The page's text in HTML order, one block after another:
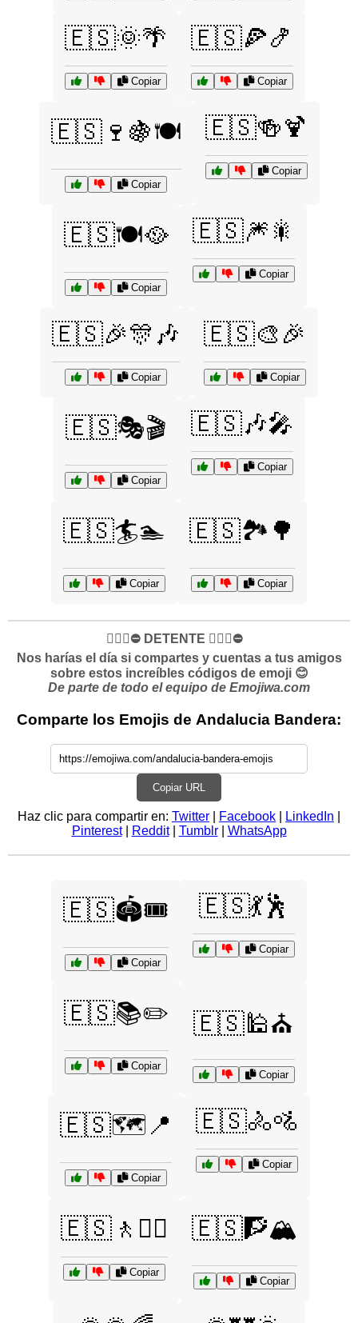
🇪🇸🌞🌴
Copiar
🇪🇸🍕🍤
Copiar
🇪🇸🍷🍇🍽️
Copiar
🇪🇸🍻🍹
Copiar
🇪🇸🍽️🥘
Copiar
🇪🇸🎆🎇
Copiar
🇪🇸🎉🎊🎶
Copiar
🇪🇸🎨🎉
Copiar
🇪🇸🎭🎬
Copiar
🇪🇸🎶🎤
Copiar
🇪🇸🏄🏊
Copiar
🇪🇸🏞️🌳
Copiar
✋🏻🛑⛔️ DETENTE ✋🏻🛑⛔️
Nos harías el día si compartes y cuentas a tus amigos
sobre estos increíbles códigos de emoji 😊
De parte de todo el equipo de Emojiwa.com
Comparte los Emojis de Andalucia Bandera:
Copiar URL
Haz clic para compartir en: Twitter Facebook LinkedIn
Pinterest| Reddit| Tumblr| WhatsApp
🇪🇸🏟️🎟️
Copiar
🇪🇸💃🕺
Copiar
🇪🇸📚✏️
Copiar
🇪🇸🕌⛪
Copiar
🇪🇸🗺️📍
Copiar
🇪🇸🚴🚵
Copiar
🇪🇸🚶🚶‍♀️
Copiar
🇪🇸🧗🏔️
Copiar